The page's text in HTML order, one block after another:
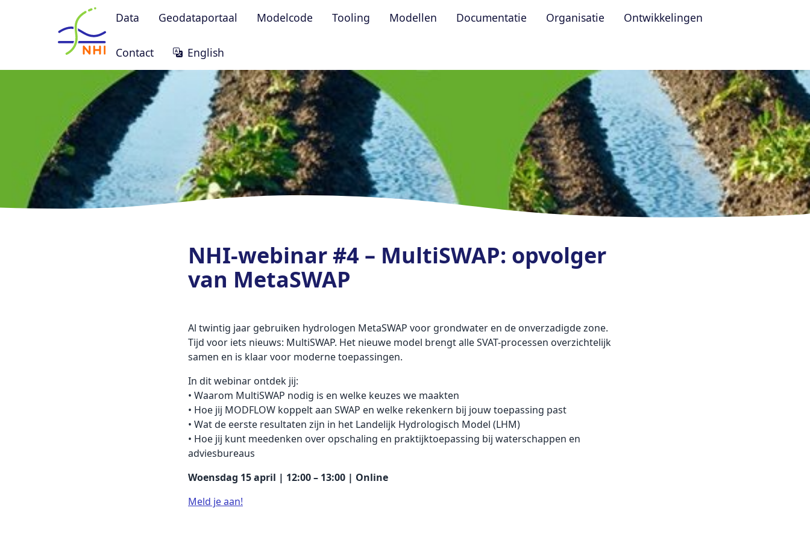
Homepage Data Geodataportaal Modelcode Tooling Modellen Documentatie Organisatie Ontwikkelingen
Contact English
NHI-webinar #4 – MultiSWAP: opvolger
van MetaSWAP
Al twintig jaar gebruiken hydrologen MetaSWAP voor grondwater en de onverzadigde zone.
Tijd voor iets nieuws: MultiSWAP. Het nieuwe model brengt alle SVAT-processen overzichtelijk
samen en is klaar voor moderne toepassingen.
In dit webinar ontdek jij:
• Waarom MultiSWAP nodig is en welke keuzes we maakten
• Hoe jij MODFLOW koppelt aan SWAP en welke rekenkern bij jouw toepassing past
• Wat de eerste resultaten zijn in het Landelijk Hydrologisch Model (LHM)
• Hoe jij kunt meedenken over opschaling en praktijktoepassing bij waterschappen en
adviesbureaus
Woensdag 15 april | 12:00 – 13:00 | Online
Meld je aan!